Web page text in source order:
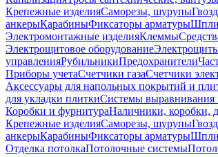
Крепежные изделияСаморезы, шурупы
анкерыКарабиныФиксаторы арматуры
Электромонтажные изделияКлеммы
Электрощитовое оборудование
управленияРубильникиПредохранители
Приборы учетаСчетчики газаСчетчики
Аксессуары для напольных покрытий и
для укладки плиткиСистемы выравнивания
Коробки и фурнитураНаличники, коробки,
Крепежные изделияСаморезы, шурупы
анкерыКарабиныФиксаторы арматуры
Отделка потолкаПотолочные системы